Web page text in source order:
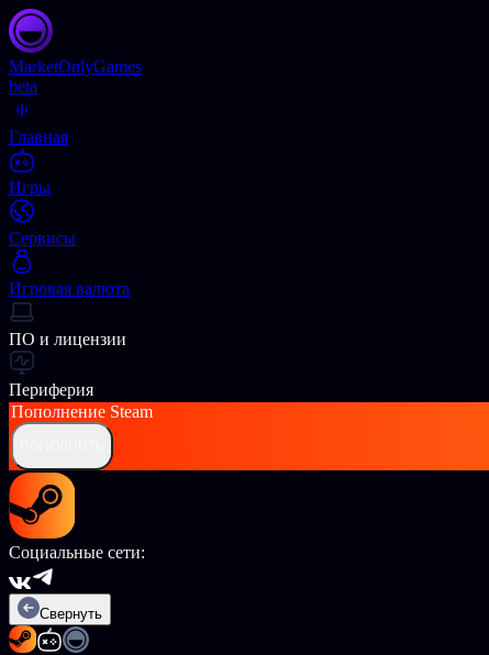
MarketOnlyGames
beta
Главная
Игры
Сервисы
Игровая валюта
ПО и лицензии
Периферия
Пополнение Steam
Социальные сети:
Свернуть